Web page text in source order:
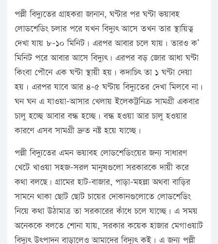
পল্লী বিদ্যুতের গ্রাহকরা জানান, ঘণ্টার পর ঘণ্টা ভয়াবহ
লোডশেডিং চলার পরে যখন বিদ্যুৎ আসে তখন তার স্থায়িত্ব
দেখা যায় ৮-১০ মিনিট। এরপর আবার চলে যায়। তারও ক’
মিনিট পরে আবার আসে বিদ্যুৎ। এরপর বড় জোর আধা ঘণ্টা
কিংবা পৌনে এক ঘণ্টা স্থায়ী হয়। কদাচিৎ তা ১ ঘণ্টা দেয়া
হয়। এরপর যাবে আর ৪-৫ ঘণ্টায় বিদ্যুতের দেখা মিলবে না।
ঘন ঘন এ যাওয়া-আসার খেলায় ইলেকট্রনিক্র সামগ্রী একবার
চালু হচ্ছে আবার বন্ধ হচ্ছে। বন্ধ হওয়া আর চালু হওয়ার
কারণে এসব সামগ্রী দ্রুত নষ্ট হয়ে যাচ্ছে।
পল্লী বিদ্যুতের এমন ভয়াবহ লোডশেডিংয়ের জন্য সাধারণ
খেটে খাওয়া সহজ-সরল মানুষগুলো সরকারকে দায়ী করে
কথা বলছে। গ্রামের হাট-বাজার, পাড়া-মহল্লা অথবা বাড়ির
সামনে থাকা ছোট ছোট চায়ের দোকানগুলোতে লোডশেডিং
নিয়ে কথা উঠামাত্র তা সরকারের কাঁধে চলে যাচ্ছে। এ সময়
অনেককে বলতে শোনা যায়, সরকার কয়েক হাজার মেগাওয়াট
বিদ্যুৎ উৎপাদন বাড়ালেও আমাদের বিদ্যুৎ কই। এ জন্য পল্লী